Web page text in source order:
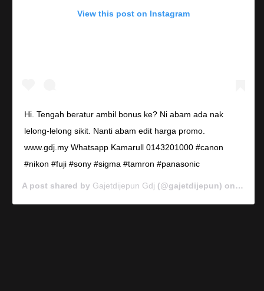
View this post on Instagram
Hi. Tengah beratur ambil bonus ke? Ni abam ada nak
lelong-lelong sikit. Nanti abam edit harga promo.
www.gdj.my Whatsapp Kamarull 0143201000 #canon
#nikon #fuji #sony #sigma #tamron #panasonic
A post shared by Gajetdijepun Gdj (@gajetdijepun) on Jan 7,